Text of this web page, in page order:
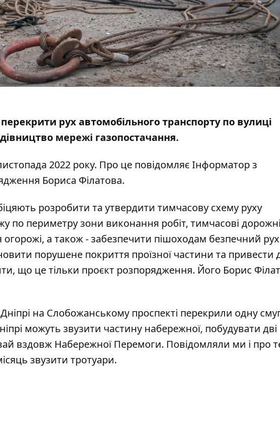
рух автомобільного транспорту по вулиці
мережі газопостачання.
2022 року. Про це повідомляє Інформатор з
Бориса Філатова.
розробити та утвердити тимчасову схему руху
по периметру зони виконання робіт, тимчасові дорожні
огорожі, а також - забезпечити пішоходам безпечний
порушене покриття проїзної частини та привести
що це тільки проєкт розпорядження. Його Борис
на Слобожанському проспекті перекрили одну
можуть звузити частину набережної, побудувати дві
вздовж Набережної Перемоги. Повідомляли ми і про
звузити тротуари.